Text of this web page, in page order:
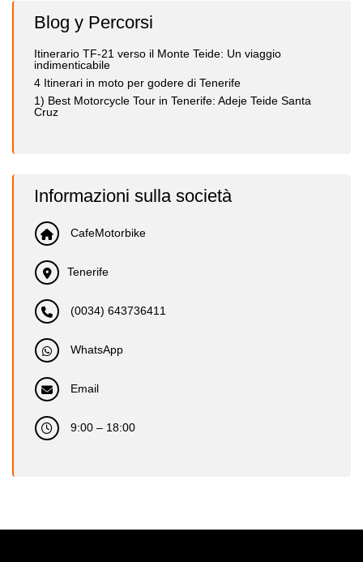
Blog y Percorsi
Itinerario TF-21 verso il Monte Teide: Un viaggio
indimenticabile
4 Itinerari in moto per godere di Tenerife
1) Best Motorcycle Tour in Tenerife: Adeje Teide Santa
Cruz
Informazioni sulla società
CafeMotorbike
Tenerife
(0034) 643736411
WhatsApp
Email
9:00 – 18:00